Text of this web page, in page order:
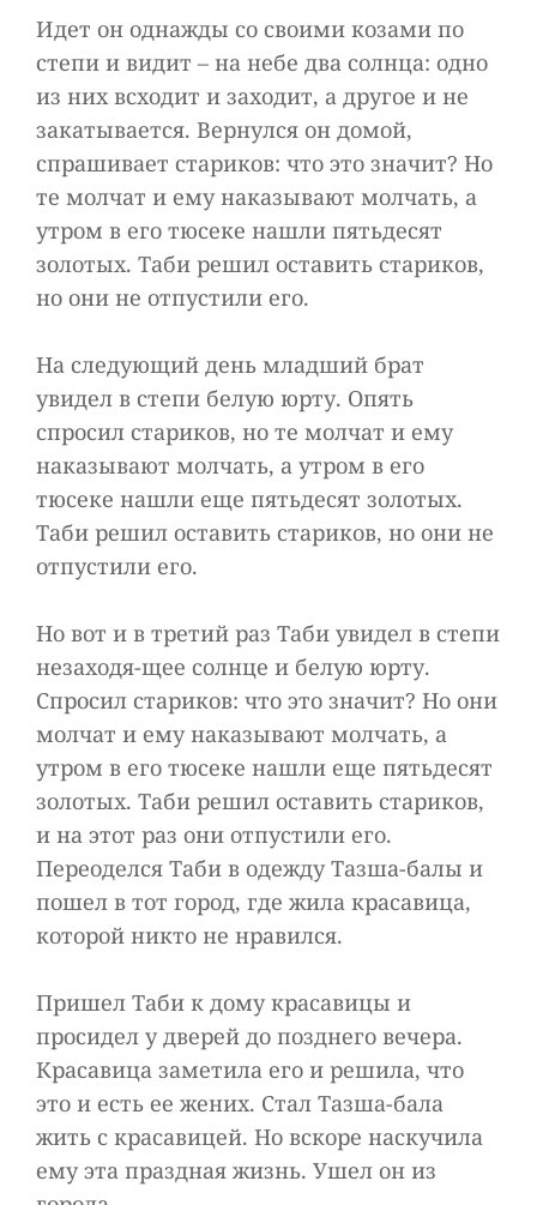
Идет он однажды со своими козами по
степи и видит – на небе два солнца: одно
из них всходит и заходит, а другое и не
закатывается. Вернулся он домой,
спрашивает стариков: что это значит? Но
те молчат и ему наказывают молчать, а
утром в его тюсеке нашли пятьдесят
золотых. Таби решил оставить стариков,
но они не отпустили его.
На следующий день младший брат
увидел в степи белую юрту. Опять
спросил стариков, но те молчат и ему
наказывают молчать, а утром в его
тюсеке нашли еще пятьдесят золотых.
Таби решил оставить стариков, но они не
отпустили его.
Но вот и в третий раз Таби увидел в степи
незаходя-щее солнце и белую юрту.
Спросил стариков: что это значит? Но они
молчат и ему наказывают молчать, а
утром в его тюсеке нашли еще пятьдесят
золотых. Таби решил оставить стариков,
и на этот раз они отпустили его.
Переоделся Таби в одежду Тазша-балы и
пошел в тот город, где жила красавица,
которой никто не нравился.
Пришел Таби к дому красавицы и
просидел у дверей до позднего вечера.
Красавица заметила его и решила, что
это и есть ее жених. Стал Тазша-бала
жить с красавицей. Но вскоре наскучила
ему эта праздная жизнь. Ушел он из